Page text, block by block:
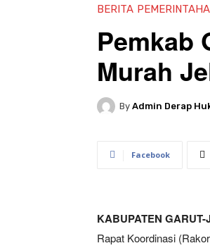
BERITA
Pemkab
Murah
By Admin Derap
Facebook
KABUPATEN
Rapat Koordinasi